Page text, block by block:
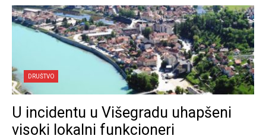
DRUŠTVO
U incidentu u Višegradu uhapšeni
visoki lokalni funkcioneri